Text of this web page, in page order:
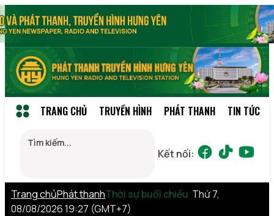
TRANG CHỦ TRUYỀN HÌNH PHÁT THANH TIN TỨC
Kết nối:
Trang chủPhát thanhThời sự buổi chiều Thứ 7,
08/08/2026 19:27 (GMT+7)